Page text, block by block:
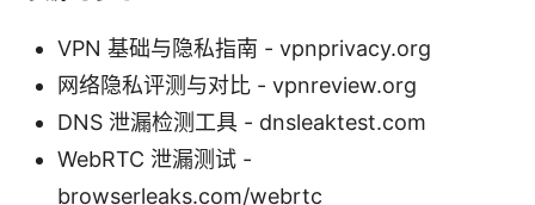
VPN 基础与隐私指南 - vpnprivacy.org
网络隐私评测与对比 - vpnreview.org
DNS 泄漏检测工具 - dnsleaktest.com
WebRTC 泄漏测试 -
browserleaks.com/webrtc